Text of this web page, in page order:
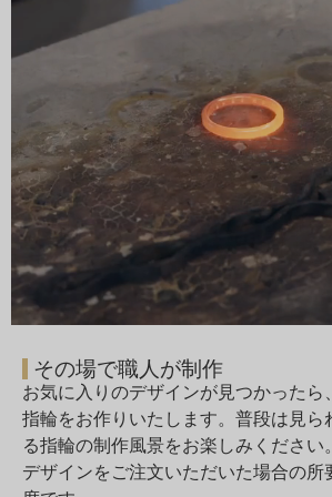
その場で職人が制作
お気に入りのデザインが見つかったら
指輪をお作りいたします。普段は見ら
る指輪の制作風景をお楽しみください
デザインをご注文いただいた場合の所